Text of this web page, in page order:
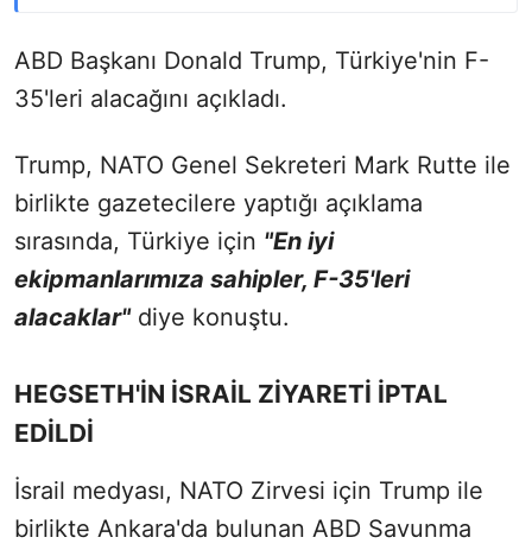
ABD Başkanı Donald Trump, Türkiye'nin F-
35'leri alacağını açıkladı.
Trump, NATO Genel Sekreteri Mark Rutte ile
birlikte gazetecilere yaptığı açıklama
sırasında, Türkiye için "En iyi
ekipmanlarımıza sahipler, F-35'leri
alacaklar"diye konuştu.
HEGSETH'İN İSRAİL ZİYARETİ İPTAL
EDİLDİ
İsrail medyası, NATO Zirvesi için Trump ile
birlikte Ankara'da bulunan ABD Savunma